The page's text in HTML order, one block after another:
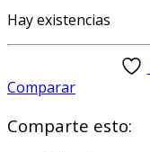
Hay existencias
Comparar
Comparte esto: